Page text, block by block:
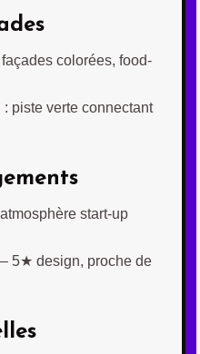
colorées, food-
piste verte connectant
start-up
5★ design, proche de